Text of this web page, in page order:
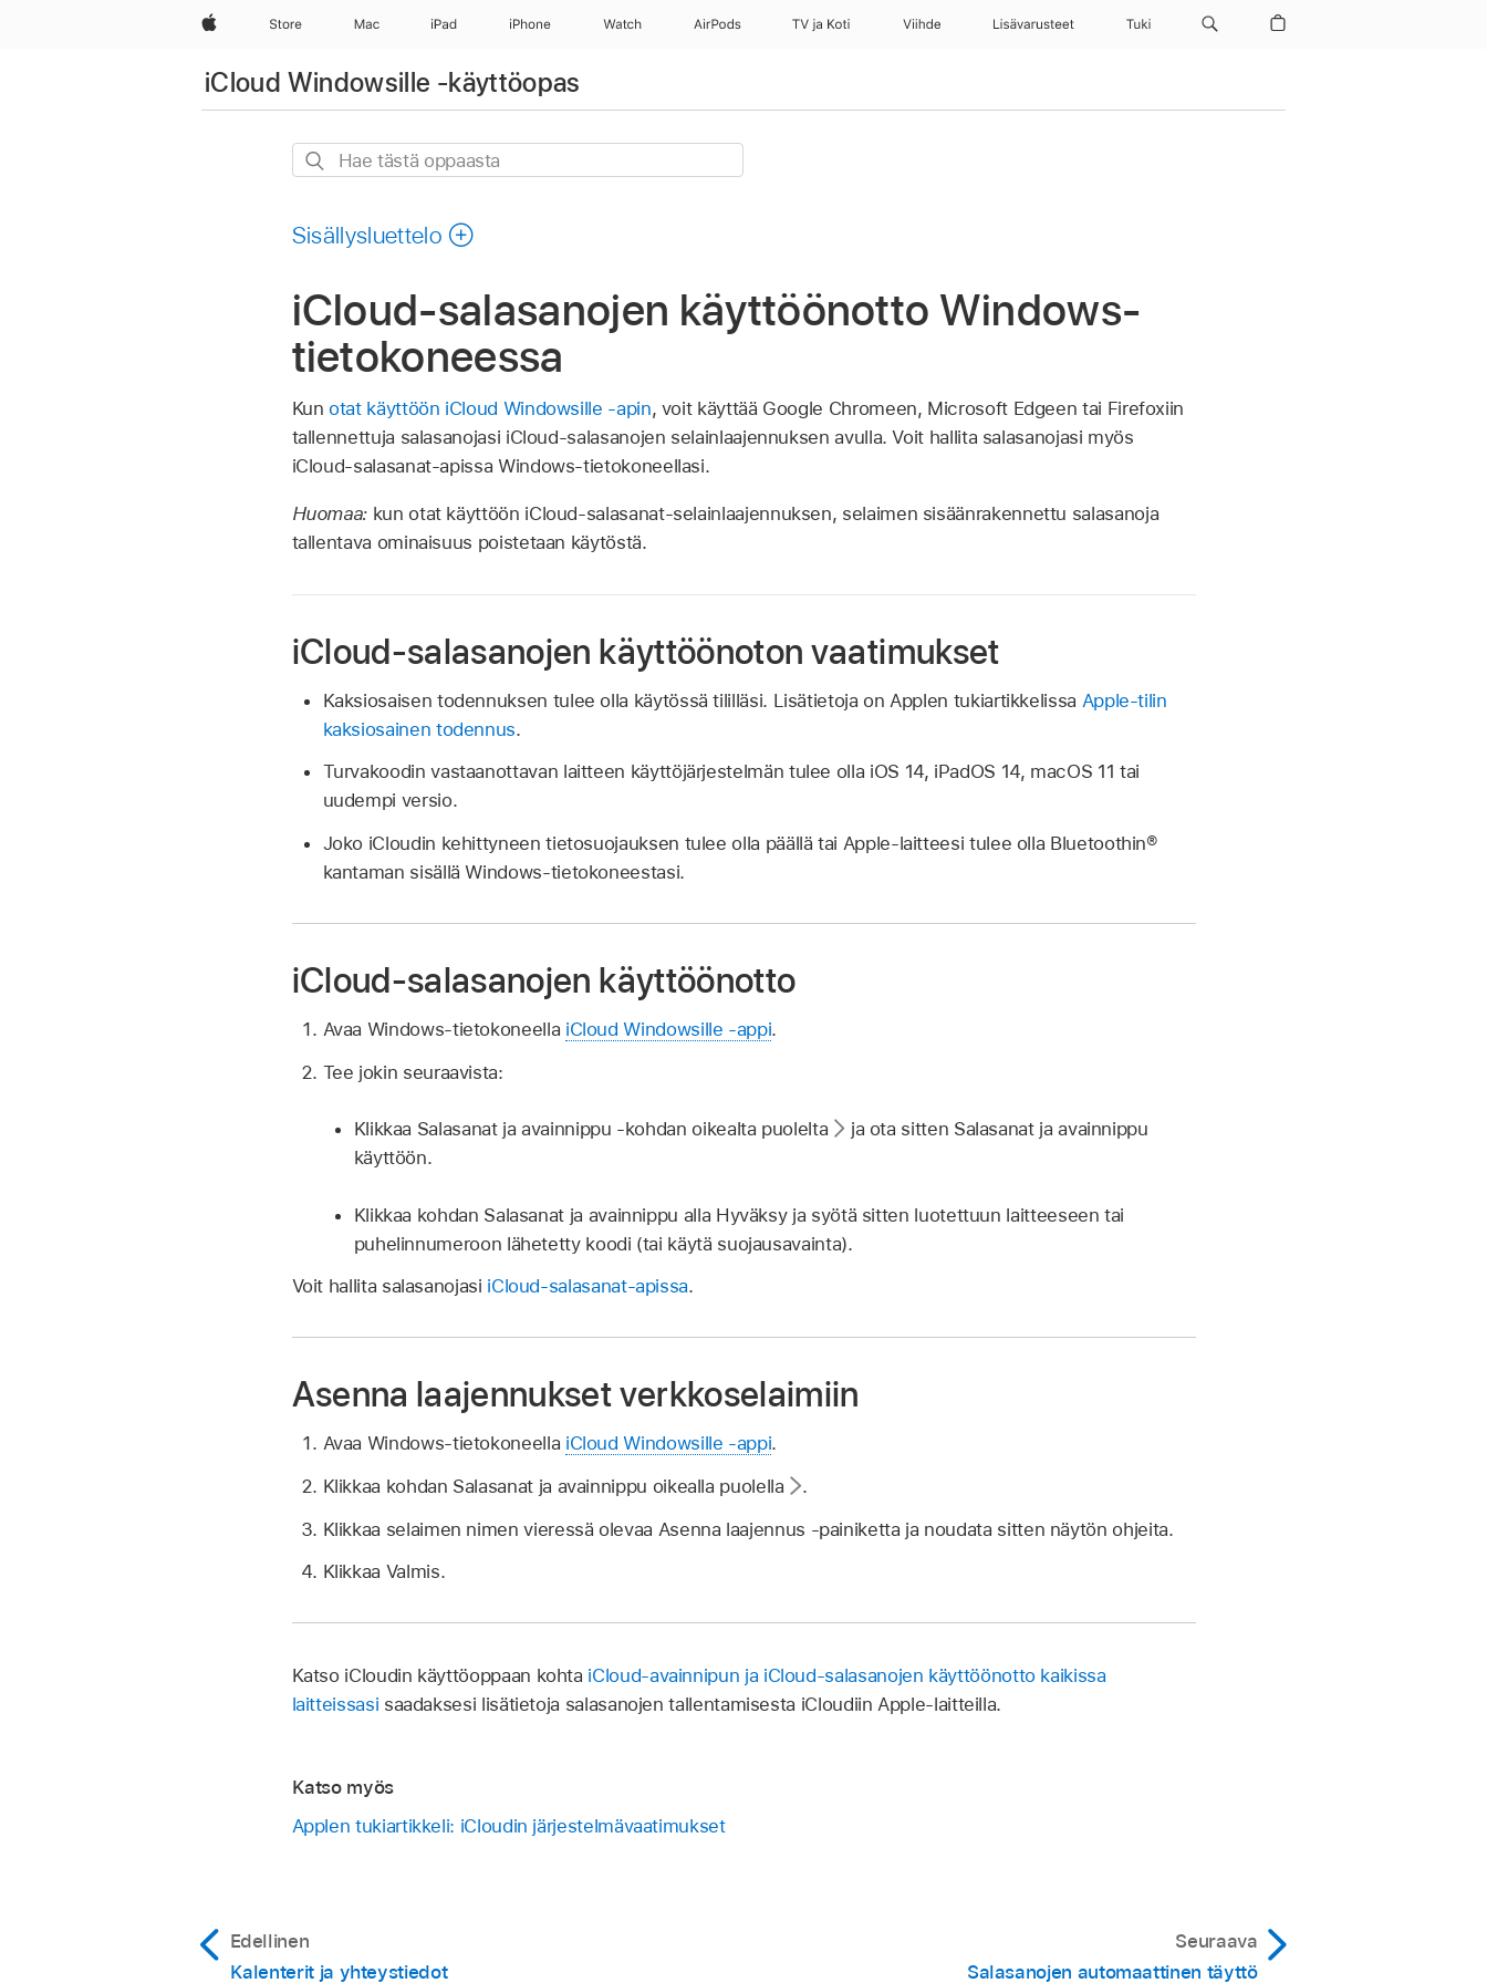
Apple Store Mac iPad iPhone Watch AirPods TV ja Koti Viihde Lisävarusteet Tuki
iCloud Windowsille -käyttöopas
Hae
Sisällysluettelo
iCloud-salasanojen käyttöönotto Windows-
tietokoneessa
Kunotat käyttöön iCloud Windowsille -apin, voit käyttää Google Chromeen, Microsoft Edgeen tai Firefoxiin
tallennettuja salasanojasi iCloud-salasanojen selainlaajennuksen avulla. Voit hallita salasanojasi myös
iCloud-salasanat-apissa Windows-tietokoneellasi.
Huomaa: kun otat käyttöön iCloud-salasanat-selainlaajennuksen, selaimen sisäänrakennettu salasanoja
tallentava ominaisuus poistetaan käytöstä.
iCloud-salasanojen käyttöönoton vaatimukset
Kaksiosaisen todennuksen tulee olla käytössä tililläsi. Lisätietoja on Applen tukiartikkelissa Apple-tilin
kaksiosainen todennus.
Turvakoodin vastaanottavan laitteen käyttöjärjestelmän tulee olla iOS 14, iPadOS 14, macOS 11 tai
uudempi versio.
Joko iCloudin kehittyneen tietosuojauksen tulee olla päällä tai Apple-laitteesi tulee olla Bluetoothin®
kantaman sisällä Windows-tietokoneestasi.
iCloud-salasanojen käyttöönotto
Avaa Windows-tietokoneella iCloud Windowsille ‑appi.
Tee jokin seuraavista:
Klikkaa Salasanat ja avainnippu ‑kohdan oikealta puolelta
ja ota sitten Salasanat ja avainnippu
käyttöön.
Klikkaa kohdan Salasanat ja avainnippu alla Hyväksy ja syötä sitten luotettuun laitteeseen tai
puhelinnumeroon lähetetty koodi (tai käytä suojausavainta).
Voit hallita salasanojasi iCloud-salasanat-apissa.
Asenna laajennukset verkkoselaimiin
Avaa Windows-tietokoneella iCloud Windowsille ‑appi.
Klikkaa kohdan Salasanat ja avainnippu oikealla puolella
.
Klikkaa selaimen nimen vieressä olevaa Asenna laajennus -painiketta ja noudata sitten näytön ohjeita.
Klikkaa Valmis.
Katso iCloudin käyttöoppaan kohta iCloud-avainnipun ja iCloud-salasanojen käyttöönotto kaikissa
laitteissasi saadaksesi lisätietoja salasanojen tallentamisesta iCloudiin Apple-laitteilla.
Katso myös
Applen tukiartikkeli: iCloudin järjestelmävaatimukset
Edellinen
Kalenterit ja yhteystiedot
Seuraava
Salasanojen automaattinen täyttö